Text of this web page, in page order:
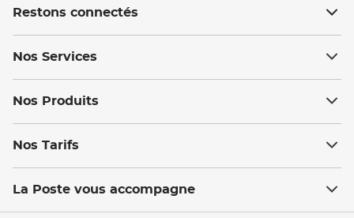
Restons connectés
Nos Services
Nos Produits
Nos Tarifs
La Poste vous accompagne